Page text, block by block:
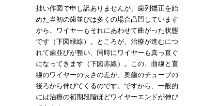
拙い作図で申し訳ありませんが、歯列矯正を始
めた当初の歯並びは多くの場合凸凹しています
から、ワイヤーもそれにあわせて曲がった状態
です（下図緑線）。ところが、治療が進むにつ
れて歯並びが整い、同時にワイヤーも真っ直ぐ
になってきます（下図赤線）。この、曲線と直
線のワイヤーの長さの差が、奥歯のチューブの
後ろから伸びてくるのです。ですから、一般的
には治療の初期段階ほどワイヤーエンドが伸び